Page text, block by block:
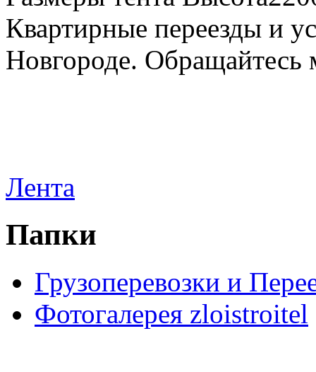
Квартирные переезды и
Новгороде.
Лента
Папки
Грузоперевозки и
Фотогалерея zloistroitel